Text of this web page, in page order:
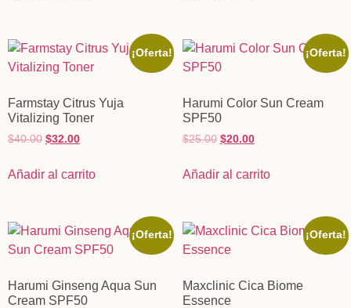
¡Oferta!
Farmstay Citrus Yuja
Vitalizing Toner
$40.00 $32.00
Añadir al carrito
¡Oferta!
Harumi Color Sun Cream
SPF50
$25.00 $20.00
Añadir al carrito
¡Oferta!
Harumi Ginseng Aqua Sun
Cream SPF50
¡Oferta!
Maxclinic Cica Biome
Essence